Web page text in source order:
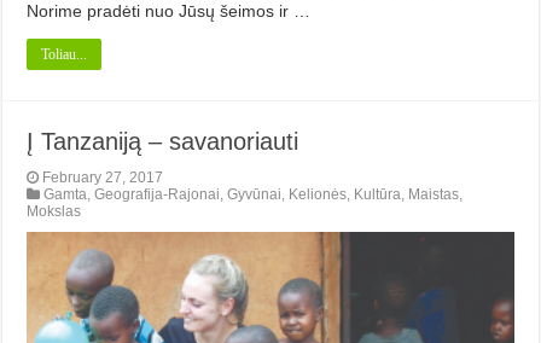
Norime pradėti nuo Jūsų šeimos ir …
Toliau...
Į Tanzaniją – savanoriauti
February 27, 2017
Gamta,Geografija-Rajonai,Gyvūnai, Kelionės, Kultūra, Maistas,
Mokslas